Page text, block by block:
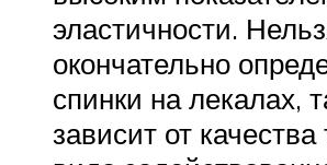
эластичности.
окончательно
спинки на лекалах,
зависит от качества